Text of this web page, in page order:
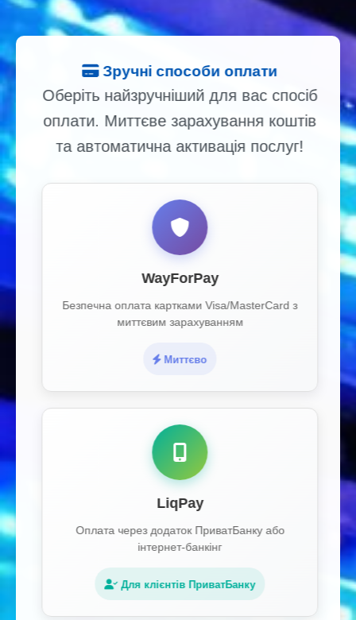
Зручні способи оплати
Оберіть найзручніший для вас спосіб
оплати. Миттєве зарахування коштів
та автоматична активація послуг!
WayForPay
Безпечна оплата картками Visa/MasterCard з
миттєвим зарахуванням
Миттєво
LiqPay
Оплата через додаток ПриватБанку або
інтернет-банкінг
Для клієнтів ПриватБанку